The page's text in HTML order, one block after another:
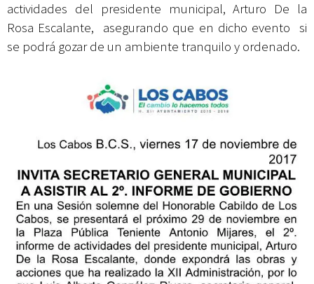
actividades del presidente municipal, Arturo De la
Rosa Escalante, asegurando que en dicho evento si
se podrá gozar de un ambiente tranquilo y ordenado.